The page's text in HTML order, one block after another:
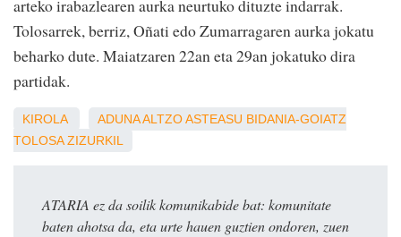
arteko irabazlearen aurka neurtuko dituzte indarrak.
Tolosarrek, berriz, Oñati edo Zumarragaren aurka jokatu
beharko dute. Maiatzaren 22an eta 29an jokatuko dira
partidak.
KIROLA ADUNAALTZOASTEASU BIDANIA-GOIATZ
TOLOSA ZIZURKIL
ATARIA ez da soilik komunikabide bat: komunitate
baten ahotsa da, eta urte hauen guztien ondoren, zuen